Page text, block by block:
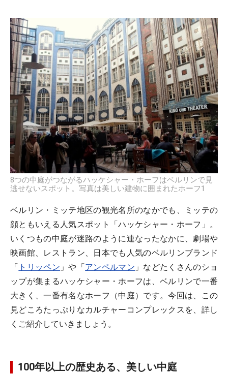
8つの中庭がつながるハッケシャー・ホーフはベルリンで見
逃せないスポット。写真は美しい建物に囲まれたホーフ1
ベルリン・ミッテ地区の観光名所のなかでも、ミッテの
顔ともいえる人気スポット「ハッケシャー・ホーフ」。
いくつもの中庭が迷路のように連なったなかに、劇場や
映画館、レストラン、日本でも人気のベルリンブランド
「 トリッペン 」や「アンペルマン 」などたくさんのショ
ップが集まるハッケシャー・ホーフは、ベルリンで一番
大きく、一番有名なホーフ（中庭）です。今回は、この
見どころたっぷりなカルチャーコンプレックスを、詳し
くご紹介していきましょう。
100年以上の歴史ある、美しい中庭